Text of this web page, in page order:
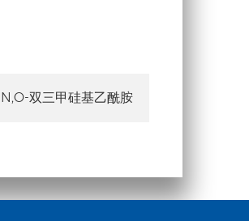
N,O-双三甲硅基乙酰胺